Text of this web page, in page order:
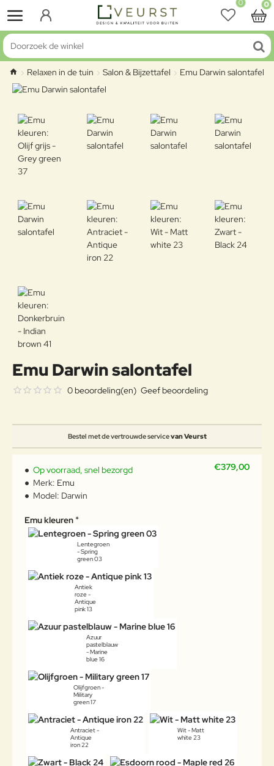
0 0
Doorzoek de winkel
home
Relaxen in de tuin Salon & Bijzettafel Emu Darwin salontafel
Emu Darwin salontafel
Bestel met de vertrouwde servicevan Veurst
0 beoordeling(en) Geef beoordeling
€379,00
Op voorraad, snel bezorgd
Merk: Emu
Model: Darwin
Emu kleuren
Lentegroen
- Spring
green 03
Antiek
roze -
Antique
pink 13
Azuur
pastelblauw
- Marine
blue 16
Olijfgroen -
Military
green 17
Antraciet -
Antique
iron 22
Wit - Matt
white 23